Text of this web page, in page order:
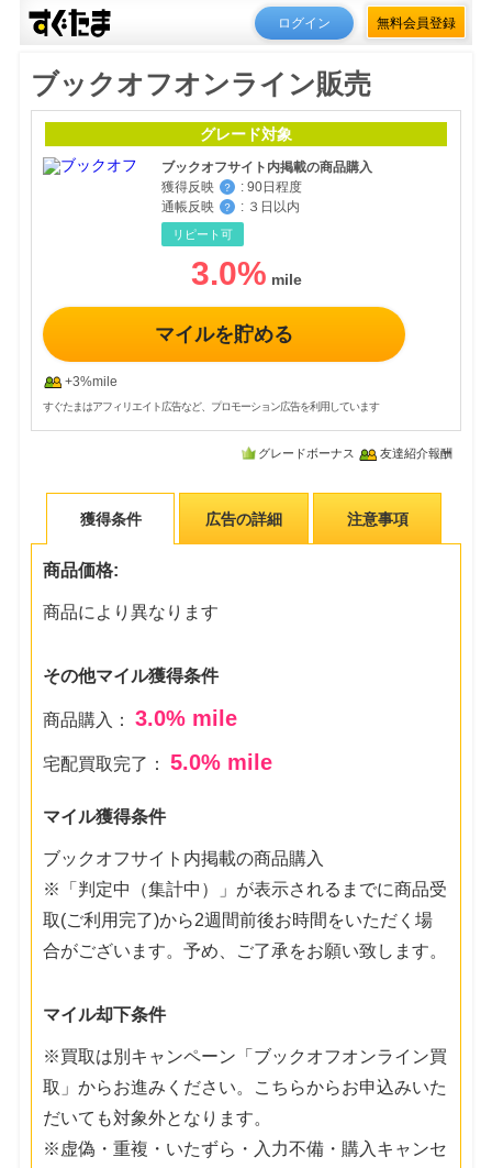
ログイン 無料会員登録
ブックオフオンライン販売
グレード対象
ブックオフサイト内掲載の商品購入
獲得反映
？ : 90日程度
通帳反映
？ : ３日以内
リピート可
3.0%
マイルを貯める
+3%mile
すぐたまはアフィリエイト広告など、プロモーション広告を利用しています
グレードボーナス 友達紹介報酬
獲得条件 広告の詳細 注意事項
商品価格:
商品により異なります
その他マイル獲得条件
商品購入：3.0% mile
宅配買取完了：5.0% mile
マイル獲得条件
ブックオフサイト内掲載の商品購入
※「判定中（集計中）」が表示されるまでに商品受
取(ご利用完了)から2週間前後お時間をいただく場
合がございます。予め、ご了承をお願い致します。
マイル却下条件
※買取は別キャンペーン「ブックオフオンライン買
取」からお進みください。こちらからお申込みいた
だいても対象外となります。
※虚偽・重複・いたずら・入力不備・購入キャンセ